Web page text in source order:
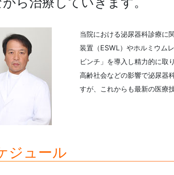
当院における泌尿器科診療に
装置（ESWL）やホルミウム
ビンチ」を導入し精力的に取
高齢社会などの影響で泌尿器
すが、これからも最新の医療
ジュール